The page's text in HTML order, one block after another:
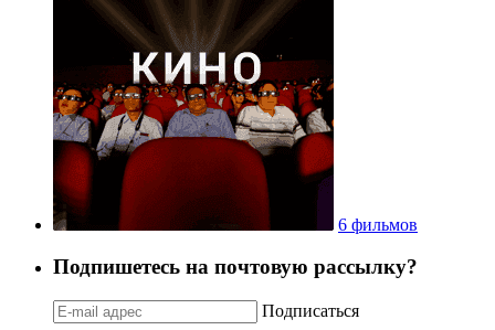
6 фильмов
Подпишетесь на почтовую рассылку?
Подписаться